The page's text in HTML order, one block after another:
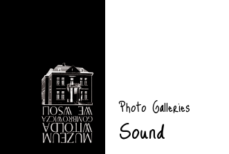
Photo Galleries
Sound